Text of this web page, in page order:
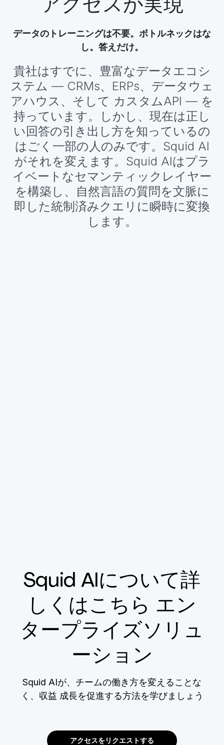
データのトレーニングは不要。ボトルネックはな
し。答えだけ。
貴社はすでに、豊富なデータエコシ
ステム — CRMs、ERPs、データウェ
アハウス、そして カスタムAPI — を
持っています。しかし、現在は正し
い回答の引き出し方を知っているの
はごく一部の人のみです。Squid AI
がそれを変えます。Squid AIはプラ
イベートなセマンティックレイヤー
を構築し、自然言語の質問を文脈に
即した統制済みクエリに瞬時に変換
します。
Squid AIについて詳
しくはこちら エン
タープライズソリュ
ーション
Squid AIが、チームの働き方を変えることな
く、収益 成長を促進する方法を学びましょう
アクセスをリクエストする